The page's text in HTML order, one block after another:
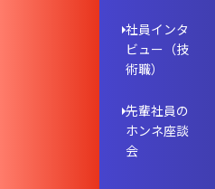
社員インタ
ビュー（技
術職）
先輩社員の
ホンネ座談
会